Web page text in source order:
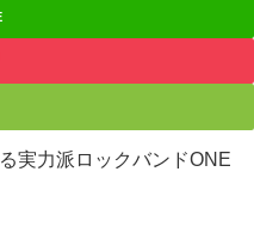
実力派ロックバンドONE